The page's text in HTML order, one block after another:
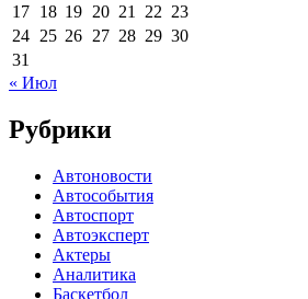
17 18 19 20 21 22 23
24 25 26 27 28 29 30
31
« Июл
Рубрики
Автоновости
Автособытия
Автоспорт
Автоэксперт
Актеры
Аналитика
Баскетбол